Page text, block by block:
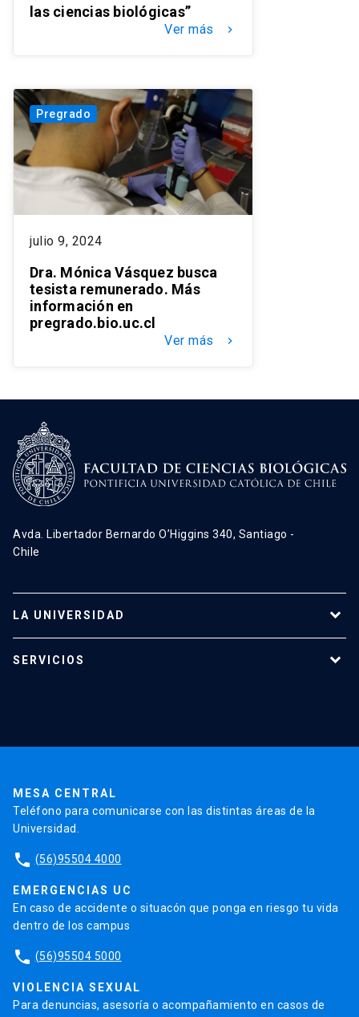
las ciencias biológicas”
Ver más keyboard_arrow_right
Pregrado
julio 9, 2024
Dra. Mónica Vásquez busca
tesista remunerado. Más
información en
pregrado.bio.uc.cl
Ver más keyboard_arrow_right
Avda. Libertador Bernardo O’Higgins 340, Santiago -
Chile
LA UNIVERSIDAD
Investigación
SERVICIOS
MESA CENTRAL
Teléfono para comunicarse con las distintas áreas de la
Universidad.
phone (56)95504 4000
EMERGENCIAS UC
En caso de accidente o situacón que ponga en riesgo tu vida
dentro de los campus
phone (56)95504 5000
VIOLENCIA SEXUAL
Para denuncias, asesoría o acompañamiento en casos de